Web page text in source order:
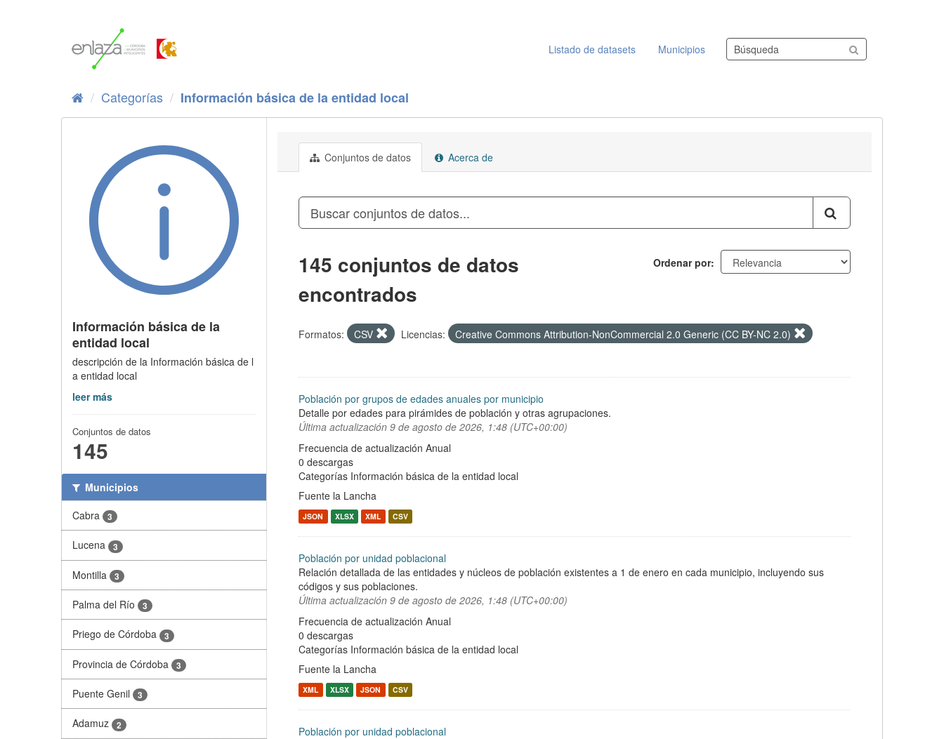
Listado de datasets
Municipios Buscar conjuntos de datos
Categorías Información básica de la entidad local
Información básica de la
entidad local
descripción de la Información básica de l
a entidad local
leer más
Conjuntos de datos
145
Municipios
Cabra
3
Lucena 3
Montilla 3
Palma del Río 3
Priego de Córdoba 3
Provincia de Córdoba 3
Puente Genil 3
Adamuz 2
Conjuntos de datos Acerca de
Ordenar por
145 conjuntos de datos
encontrados
Formatos: CSV Licencias: Creative Commons Attribution-NonCommercial 2.0 Generic (CC BY-NC 2.0)
Población por grupos de edades anuales por municipio
Detalle por edades para pirámides de población y otras agrupaciones.
Última actualización 9 de agosto de 2026, 1:48 (UTC+00:00)
Frecuencia de actualización Anual
0 descargas
Categorías Información básica de la entidad local
Fuente la Lancha
JSON XLSX XML CSV
Población por unidad poblacional
Relación detallada de las entidades y núcleos de población existentes a 1 de enero en cada municipio, incluyendo sus
códigos y sus poblaciones.
Última actualización 9 de agosto de 2026, 1:48 (UTC+00:00)
Frecuencia de actualización Anual
0 descargas
Categorías Información básica de la entidad local
Fuente la Lancha
XML XLSX JSON CSV
Población por unidad poblacional